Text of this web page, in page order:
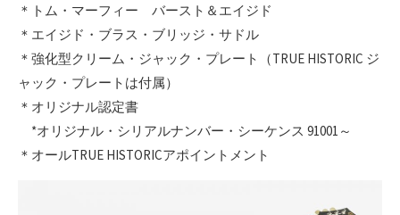
＊トム・マーフィー バースト＆エイジド
＊エイジド・ブラス・ブリッジ・サドル
＊強化型クリーム・ジャック・プレート（TRUE HISTORIC ジ
ャック・プレートは付属）
＊オリジナル認定書
*オリジナル・シリアルナンバー・シーケンス 91001～
＊オールTRUE HISTORICアポイントメント